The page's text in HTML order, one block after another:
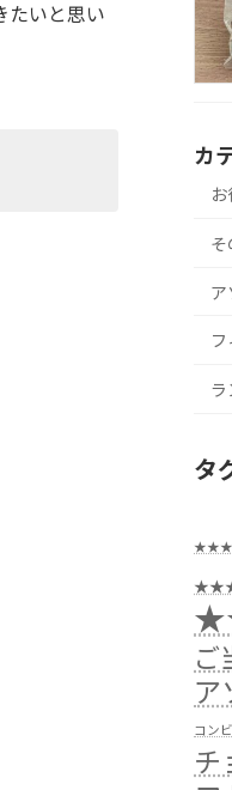
たいと思い
カ
そ
ア
フ
ラ
タ
ご
ア
コン
チ